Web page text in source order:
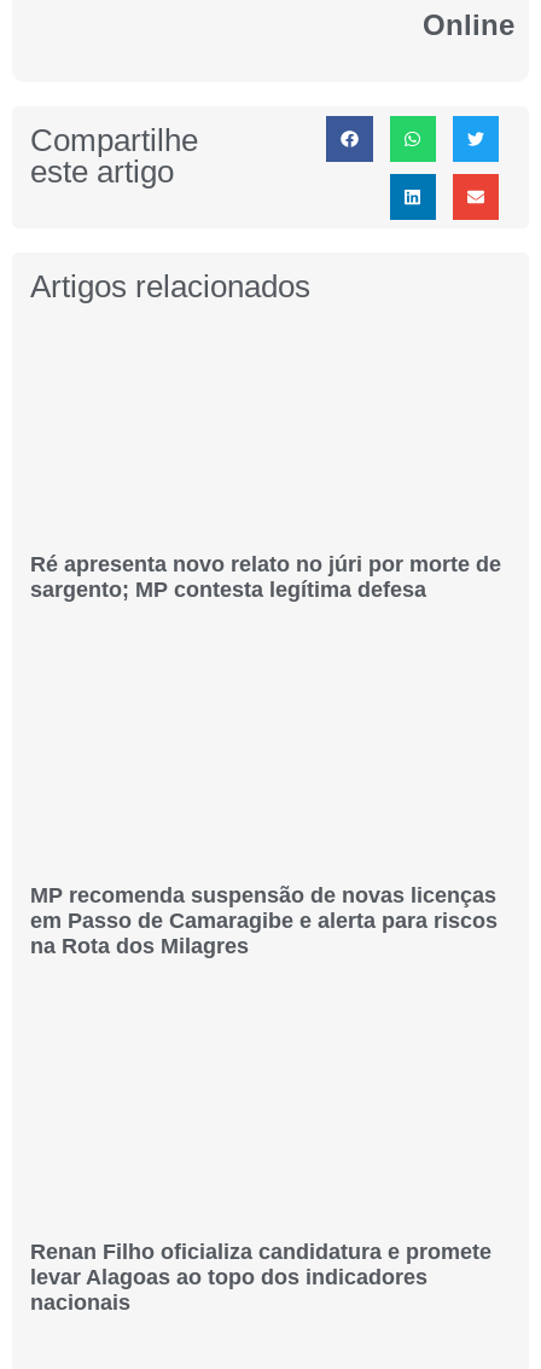
Online
Compartilhe
este artigo
Artigos relacionados
Ré apresenta novo relato no júri por morte de
sargento; MP contesta legítima defesa
MP recomenda suspensão de novas licenças
em Passo de Camaragibe e alerta para riscos
na Rota dos Milagres
Renan Filho oficializa candidatura e promete
levar Alagoas ao topo dos indicadores
nacionais